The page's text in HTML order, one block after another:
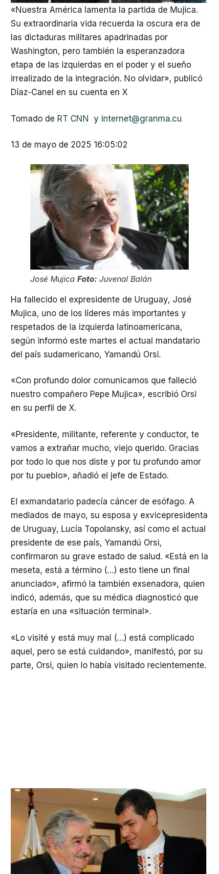
«Nuestra América lamenta la partida de Mujica.
Su extraordinaria vida recuerda la oscura era de
las dictaduras militares apadrinadas por
Washington, pero también la esperanzadora
etapa de las izquierdas en el poder y el sueño
irrealizado de la integración. No olvidar», publicó
Díaz-Canel en su cuenta en X
Tomado de RT CNN y internet@granma.cu
13 de mayo de 2025 16:05:02
José Mujica Foto: Juvenal Balán
Ha fallecido el expresidente de Uruguay, José
Mujica, uno de los líderes más importantes y
respetados de la izquierda latinoamericana,
según informó este martes el actual mandatario
del país sudamericano, Yamandú Orsi.
«Con profundo dolor comunicamos que falleció
nuestro compañero Pepe Mujica», escribió Orsi
en su perfil de X.
«Presidente, militante, referente y conductor, te
vamos a extrañar mucho, viejo querido. Gracias
por todo lo que nos diste y por tu profundo amor
por tu pueblo», añadió el jefe de Estado.
El exmandatario padecía cáncer de esófago. A
mediados de mayo, su esposa y exvicepresidenta
de Uruguay, Lucía Topolansky, así como el actual
presidente de ese país, Yamandú Orsi,
confirmaron su grave estado de salud. «Está en la
meseta, está a término (…) esto tiene un final
anunciado», afirmó la también exsenadora, quien
indicó, además, que su médica diagnosticó que
estaría en una «situación terminal».
«Lo visité y está muy mal (…) está complicado
aquel, pero se está cuidando», manifestó, por su
parte, Orsi, quien lo había visitado recientemente.